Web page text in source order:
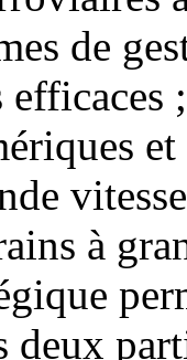
de
à
deux